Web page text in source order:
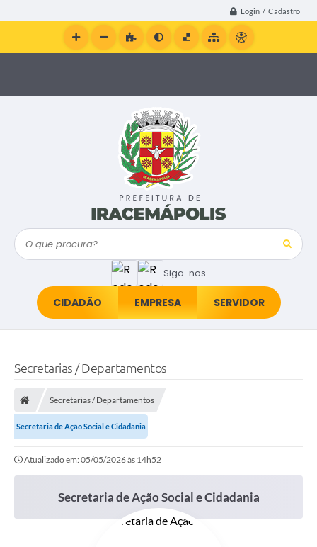
Login / Cadastro
Siga-nos
O que procura?
CIDADÃO EMPRESA SERVIDOR
Secretarias / Departamentos
Secretarias / Departamentos
Secretaria de Ação Social e Cidadania
Atualizado em: 05/05/2026 às 14h52
Secretaria de Ação Social e Cidadania